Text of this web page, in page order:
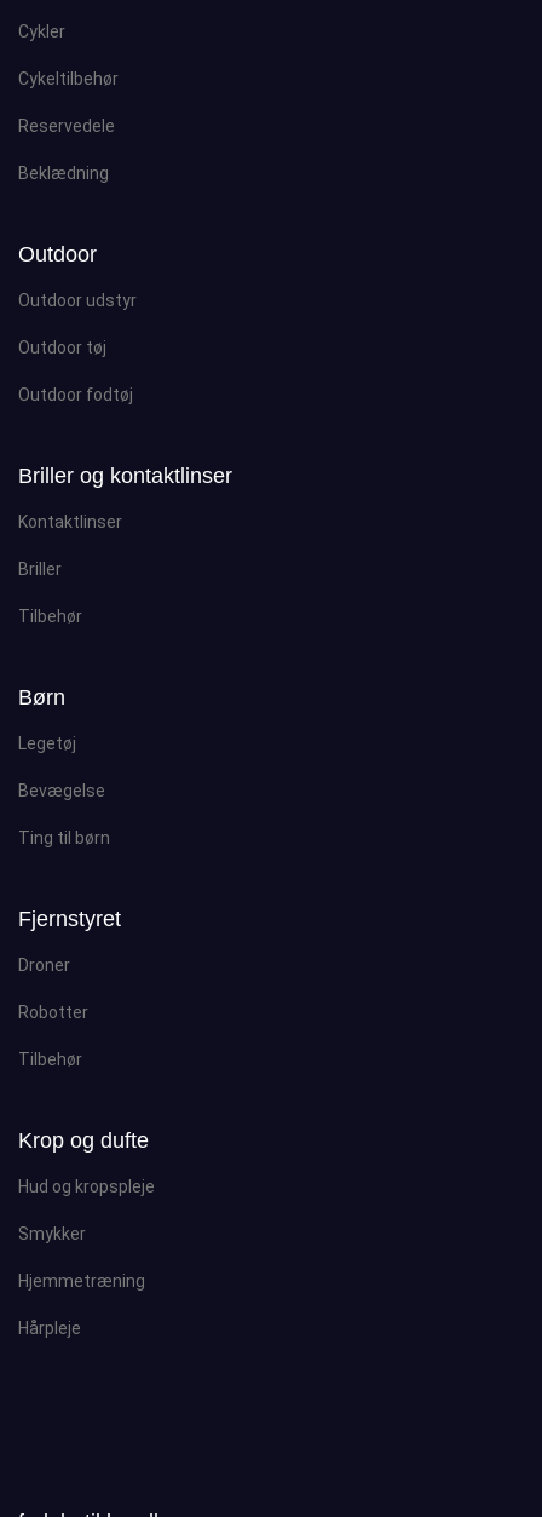
Cykler
Cykeltilbehør
Reservedele
Beklædning
Outdoor
Outdoor udstyr
Outdoor tøj
Outdoor fodtøj
Briller og kontaktlinser
Kontaktlinser
Briller
Tilbehør
Børn
Legetøj
Bevægelse
Ting til børn
Fjernstyret
Droner
Robotter
Tilbehør
Krop og dufte
Hud og kropspleje
Smykker
Hjemmetræning
Hårpleje